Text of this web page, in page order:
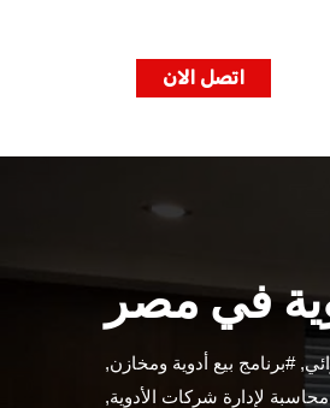
اتصل الان
في مصر
,#برنامج بيع أدوية ومخازن,
لإدارة شركات الأدوية,